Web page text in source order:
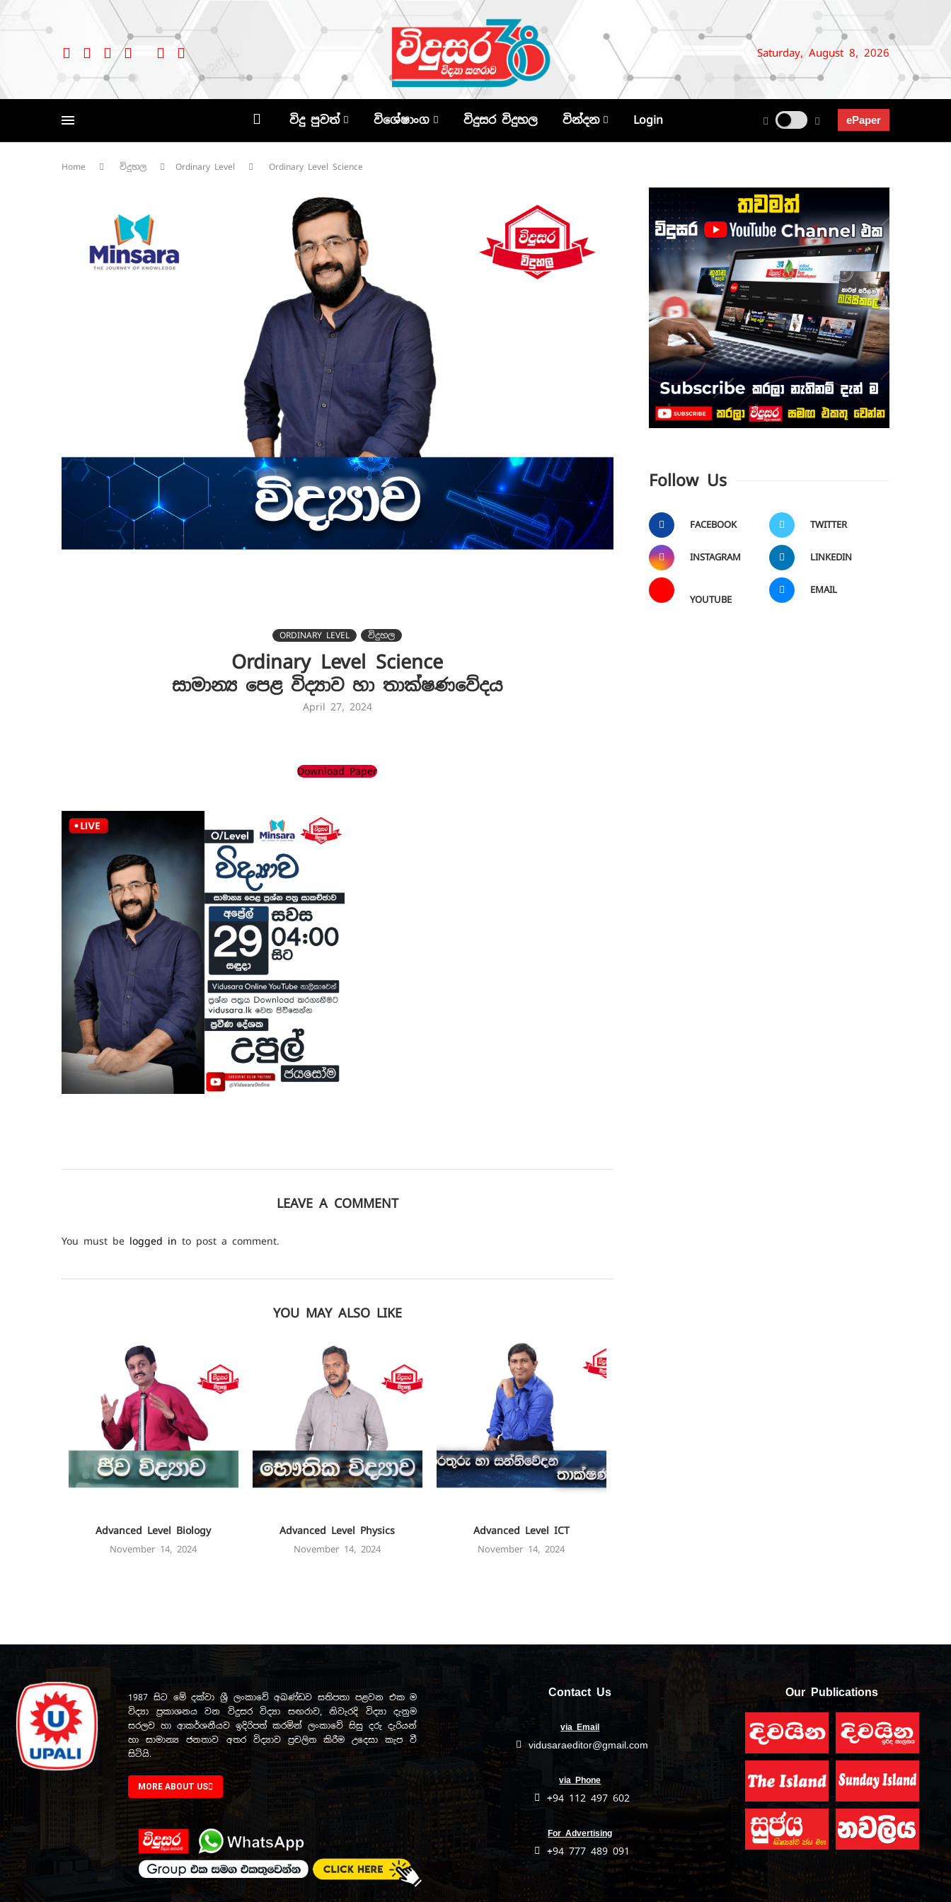
Saturday, August 8, 2026
විදු පුවත් විශේෂාංග විදුසර විදුහල වින්දන Login ePaper
Home විදුහල Ordinary Level Ordinary Level Science
ORDINARY LEVEL විදුහල
Ordinary Level Science
සාමාන්‍ය පෙළ විද්‍යාව හා තාක්ෂණවේදය
April 27, 2024
Download Paper
LEAVE A COMMENT
You must be logged in to post a comment.
YOU MAY ALSO LIKE
Advanced Level Biology
November 14, 2024
Advanced Level Physics
November 14, 2024
Advanced Level ICT
November 14, 2024
Follow Us
FACEBOOK TWITTER
INSTAGRAM LINKEDIN
YOUTUBE
EMAIL
1987 සිට මේ දක්වා ශ්‍රී ලංකාවේ අඛණ්ඩව සතිපතා පළවන එක ම
විද්‍යා ප්‍රකාශනය වන විදුසර විද්‍යා සඟරාව, නිවැරදි විද්‍යා දැනුම
සරලව හා ආකර්ශනීයව ඉදිරිපත් කරමින් ලංකාවේ සිසු දරු දැරියන්
හා සාමාන්‍ය ජනතාව අතර විද්‍යාව ප්‍රචලිත කිරීම උදෙසා කැප වී
සිටියි.
MORE ABOUT US
Contact Us
via Email
vidusaraeditor@gmail.com
via Phone
+94 112 497 602
For Advertising
+94 777 489 091
Our Publications